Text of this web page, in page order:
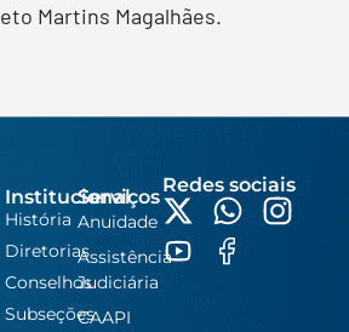
Martins Magalhães.
Institucional
História
Diretorias
Conselhos
Subseções
Serviços
Anuidade
Assistência
Judiciária
CAAPI
Redes sociais